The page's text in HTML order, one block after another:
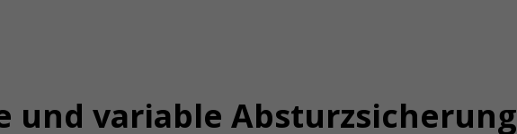
und variable Absturzsicherung